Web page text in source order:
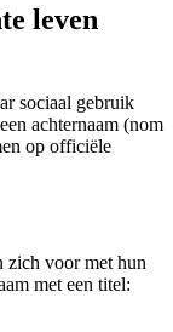
leven
sociaal gebruik
achternaam (nom
op officiële
zich voor met hun
met een titel: